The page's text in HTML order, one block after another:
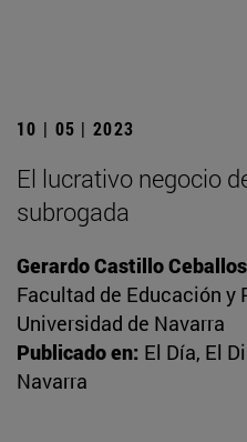
10 | 05 | 2023
El lucrativo negocio
subrogada
Gerardo Castillo Ceballos
Facultad de Educación y
Universidad de Navarra
Publicado en: El Día, El
Navarra